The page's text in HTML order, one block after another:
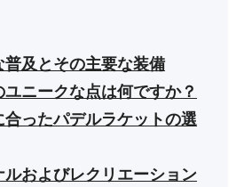
及とその主要な装備
ニークな点は何ですか？
ったパデルラケットの選
およびレクリエーション